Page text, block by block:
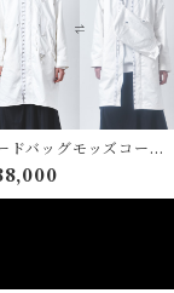
ドバッグモッズコー
Bag Mods C